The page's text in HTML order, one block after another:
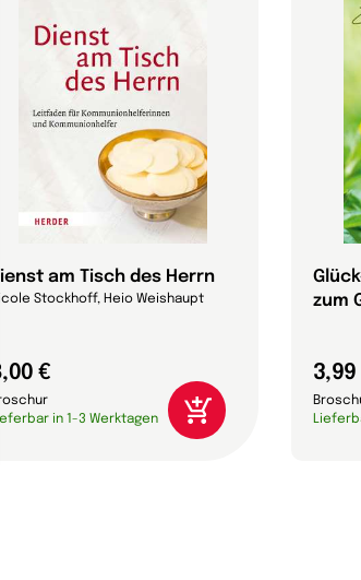
am Tisch des Herrn
Stockhoff, Heio Weishaupt
€
in 1-3 Werktagen
zum
3,99